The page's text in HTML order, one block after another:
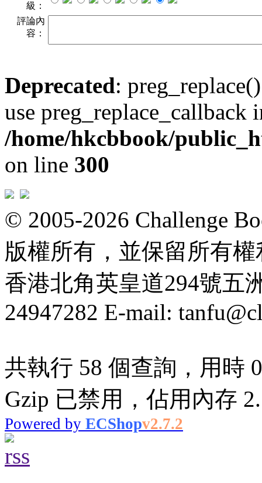
級：
評論內
容：
Deprecated:
use preg_replace_callback
/home/hkcbbook/
on line 300
© 2005-2026 Challenge
版權所有，並保留所有權
香港北角英皇道294號五
24947282 E-mail:
共執行 58 個查詢，用時
Gzip 已禁用，佔用內存
Powered by ECShopv2.7.2